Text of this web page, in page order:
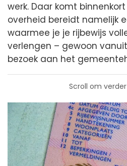
werk. Daar komt
overheid bereidt namelijk
waarmee je je rijbewijs
verlengen – gewoon
bezoek aan het
Scroll om